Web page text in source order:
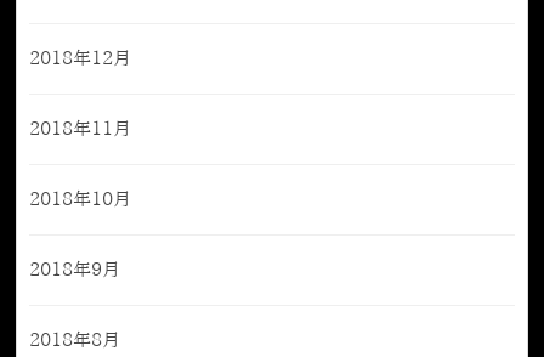
2018年12月
2018年11月
2018年10月
2018年9月
2018年8月